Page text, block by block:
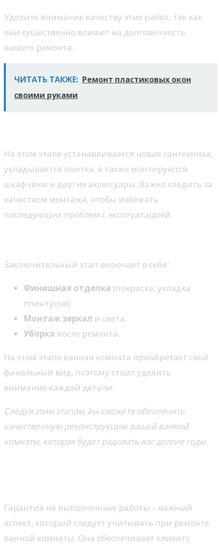
Уделите внимание качеству этих работ, так как
они существенно влияют на долговечность
вашего ремонта.
ЧИТАТЬ ТАКЖЕ: Ремонт пластиковых окон
своими руками
На этом этапе устанавливается новая сантехника,
укладывается плитка, а также монтируются
шкафчики и другие аксессуары. Важно следить за
качеством монтажа, чтобы избежать
последующих проблем с эксплуатацией.
Заключительный этап включает в себя:
Финишная отделка (покраска, укладка
плинтусов);
Монтаж зеркал и света;
Уборка после ремонта.
На этом этапе ванная комната приобретает свой
финальный вид, поэтому стоит уделить
внимание каждой детали.
Следуя этим этапам, вы сможете обеспечить
качественную реконструкцию вашей ванной
комнаты, которая будет радовать вас долгие годы.
Гарантия на выполненные работы – важный
аспект, который следует учитывать при ремонте
ванной комнаты. Она обеспечивает клиенту